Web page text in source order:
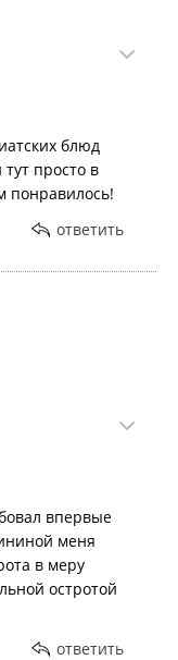
блюд
просто в
понравилось!
ответить
впервые
меня
в меру
остротой
ответить